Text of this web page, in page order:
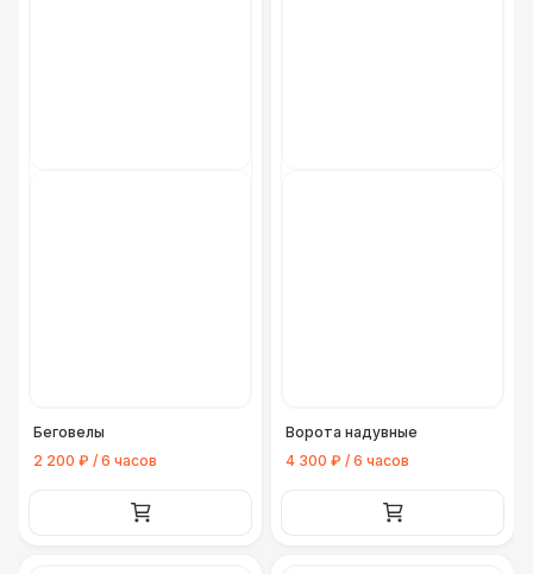
Беговелы
2 200 ₽ / 6 часов
Ворота надувные
4 300 ₽ / 6 часов